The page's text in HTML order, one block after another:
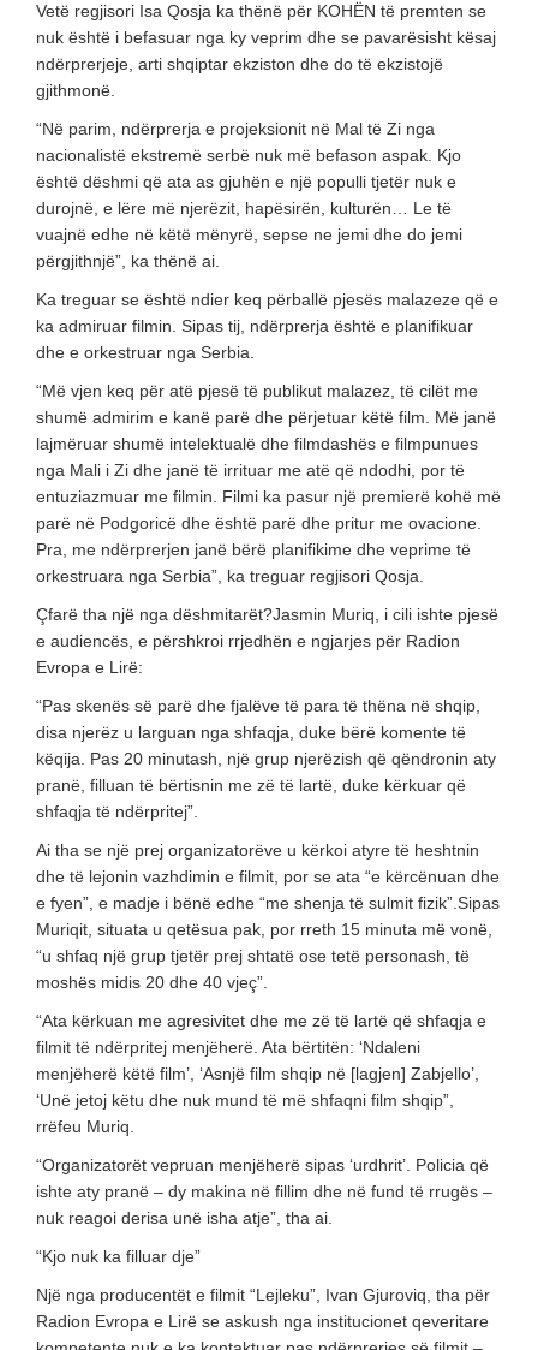
Vetë regjisori Isa Qosja ka thënë për KOHËN të premten se
nuk është i befasuar nga ky veprim dhe se pavarësisht kësaj
ndërprerjeje, arti shqiptar ekziston dhe do të ekzistojë
gjithmonë.
“Në parim, ndërprerja e projeksionit në Mal të Zi nga
nacionalistë ekstremë serbë nuk më befason aspak. Kjo
është dëshmi që ata as gjuhën e një populli tjetër nuk e
durojnë, e lëre më njerëzit, hapësirën, kulturën… Le të
vuajnë edhe në këtë mënyrë, sepse ne jemi dhe do jemi
përgjithnjë”, ka thënë ai.
Ka treguar se është ndier keq përballë pjesës malazeze që e
ka admiruar filmin. Sipas tij, ndërprerja është e planifikuar
dhe e orkestruar nga Serbia.
“Më vjen keq për atë pjesë të publikut malazez, të cilët me
shumë admirim e kanë parë dhe përjetuar këtë film. Më janë
lajmëruar shumë intelektualë dhe filmdashës e filmpunues
nga Mali i Zi dhe janë të irrituar me atë që ndodhi, por të
entuziazmuar me filmin. Filmi ka pasur një premierë kohë më
parë në Podgoricë dhe është parë dhe pritur me ovacione.
Pra, me ndërprerjen janë bërë planifikime dhe veprime të
orkestruara nga Serbia”, ka treguar regjisori Qosja.
Çfarë tha një nga dëshmitarët?Jasmin Muriq, i cili ishte pjesë
e audiencës, e përshkroi rrjedhën e ngjarjes për Radion
Evropa e Lirë:
“Pas skenës së parë dhe fjalëve të para të thëna në shqip,
disa njerëz u larguan nga shfaqja, duke bërë komente të
këqija. Pas 20 minutash, një grup njerëzish që qëndronin aty
pranë, filluan të bërtisnin me zë të lartë, duke kërkuar që
shfaqja të ndërpritej”.
Ai tha se një prej organizatorëve u kërkoi atyre të heshtnin
dhe të lejonin vazhdimin e filmit, por se ata “e kërcënuan dhe
e fyen”, e madje i bënë edhe “me shenja të sulmit fizik”.Sipas
Muriqit, situata u qetësua pak, por rreth 15 minuta më vonë,
“u shfaq një grup tjetër prej shtatë ose tetë personash, të
moshës midis 20 dhe 40 vjeç”.
“Ata kërkuan me agresivitet dhe me zë të lartë që shfaqja e
filmit të ndërpritej menjëherë. Ata bërtitën: ‘Ndaleni
menjëherë këtë film’, ‘Asnjë film shqip në [lagjen] Zabjello’,
‘Unë jetoj këtu dhe nuk mund të më shfaqni film shqip”,
rrëfeu Muriq.
“Organizatorët vepruan menjëherë sipas ‘urdhrit’. Policia që
ishte aty pranë – dy makina në fillim dhe në fund të rrugës –
nuk reagoi derisa unë isha atje”, tha ai.
“Kjo nuk ka filluar dje”
Një nga producentët e filmit “Lejleku”, Ivan Gjuroviq, tha për
Radion Evropa e Lirë se askush nga institucionet qeveritare